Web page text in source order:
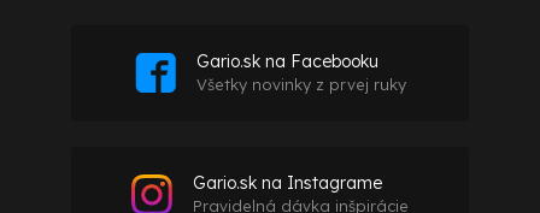
Gario.sk na Facebooku
Všetky novinky z prvej ruky
Gario.sk na Instagrame
Pravidelná dávka inšpirácie